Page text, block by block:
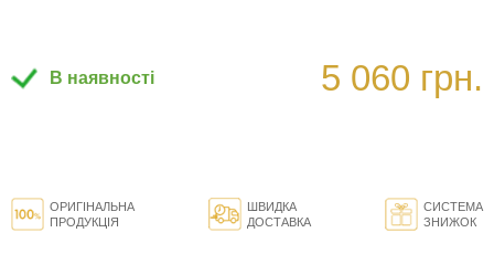
В наявності 5 060 грн.
ОРИГІНАЛЬНА
ПРОДУКЦІЯ
ШВИДКА
ДОСТАВКА
СИСТЕМА
ЗНИЖОК